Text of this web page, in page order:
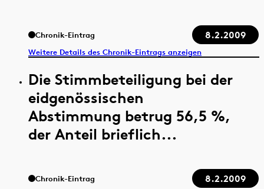
Chronik-Eintrag 8.2.2009
Weitere Details des Chronik-Eintrags anzeigen
Die Stimmbeteiligung bei der
eidgenössischen
Abstimmung betrug 56,5 %,
der Anteil brieflich...
Chronik-Eintrag 8.2.2009